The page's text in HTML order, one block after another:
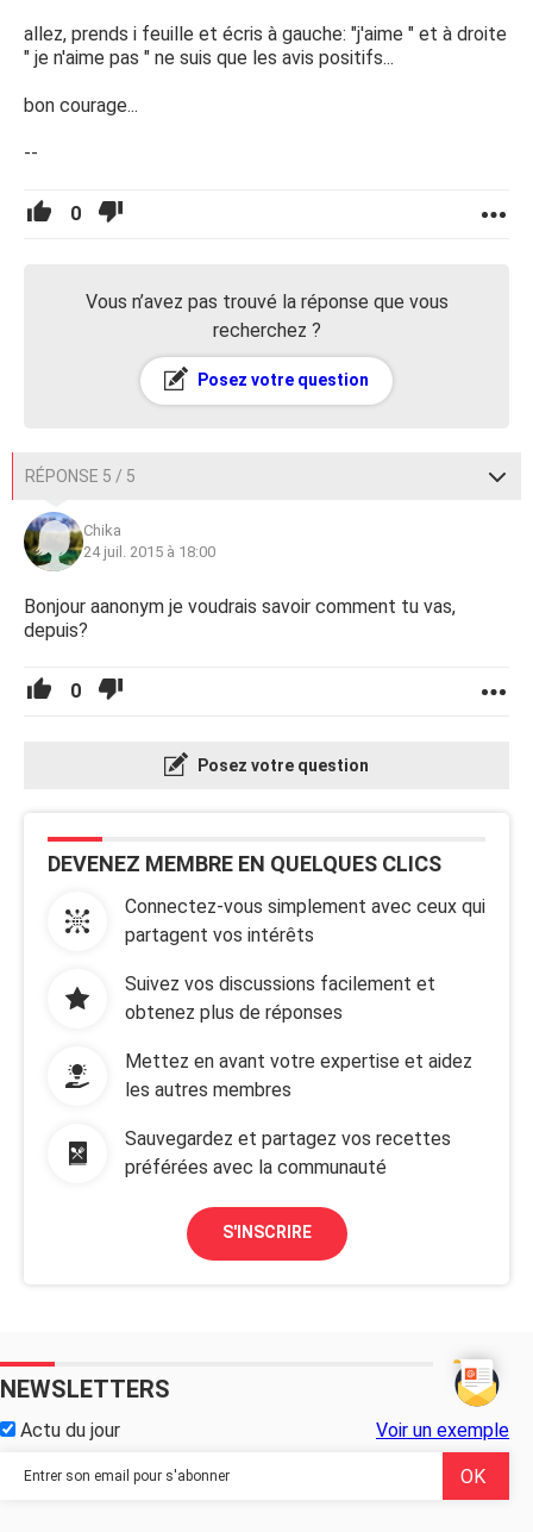
allez, prends i feuille et écris à gauche: "j'aime " et à droite
" je n'aime pas " ne suis que les avis positifs...
bon courage...
--
0
Vous n’avez pas trouvé la réponse que vous
recherchez ?
Posez votre question
RÉPONSE 5 / 5
Chika
24 juil. 2015 à 18:00
Bonjour aanonym je voudrais savoir comment tu vas,
depuis?
0
Posez votre question
DEVENEZ MEMBRE EN QUELQUES CLICS
Connectez-vous simplement avec ceux qui
partagent vos intérêts
Suivez vos discussions facilement et
obtenez plus de réponses
Mettez en avant votre expertise et aidez
les autres membres
Sauvegardez et partagez vos recettes
préférées avec la communauté
S'INSCRIRE
NEWSLETTERS
Actu du jour Voir un exemple